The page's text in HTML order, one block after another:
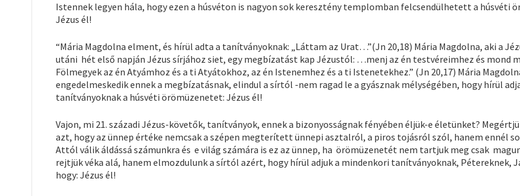
Istennek legyen hála, hogy ezen a húsvéton is nagyon sok keresztény templomban felcsendülhetett a húsvéti
Jézus él!
“Mária Magdolna elment, és hírül adta a tanítványoknak: „Láttam az Urat…”(Jn 20,18) Mária Magdolna, aki a
utáni hét első napján Jézus sírjához siet, egy megbízatást kap Jézustól: …menj az én testvéreimhez és mond
Fölmegyek az én Atyámhoz és a ti Atyátokhoz, az én Istenemhez és a ti Istenetekhez.” (Jn 20,17) Mária
engedelmeskedik ennek a megbízatásnak, elindul a sírtól -nem ragad le a gyásznak mélységében, hogy hírül
tanítványoknak a húsvéti örömüzenetet: Jézus él!
Vajon, mi 21. századi Jézus-követők, tanítványok, ennek a bizonyosságnak fényében éljük-e életünket?
azt, hogy az ünnep értéke nemcsak a szépen megterített ünnepi asztalról, a piros tojásról szól, hanem ennél
Attól válik áldássá számunkra és e világ számára is ez az ünnep, ha örömüzenetét nem tartjuk meg csak
rejtjük véka alá, hanem elmozdulunk a sírtól azért, hogy hírül adjuk a mindenkori tanítványoknak, Pétereknek,
hogy: Jézus él!